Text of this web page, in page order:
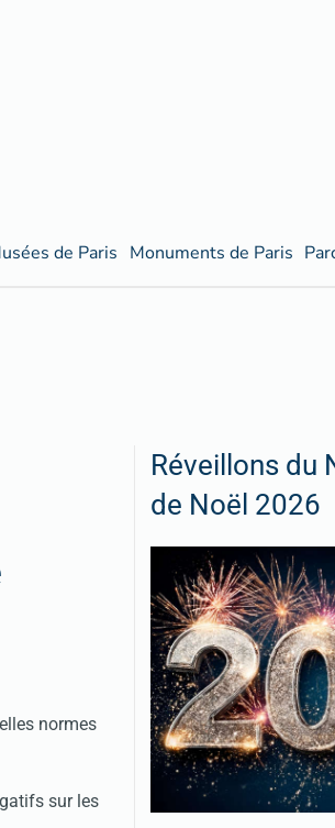
de Paris Monuments de Paris
normes
sur les
Réveillons du
de Noël 2026